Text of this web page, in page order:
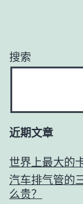
搜索
近期文章
世界上最大的
汽车排气管的
么贵？